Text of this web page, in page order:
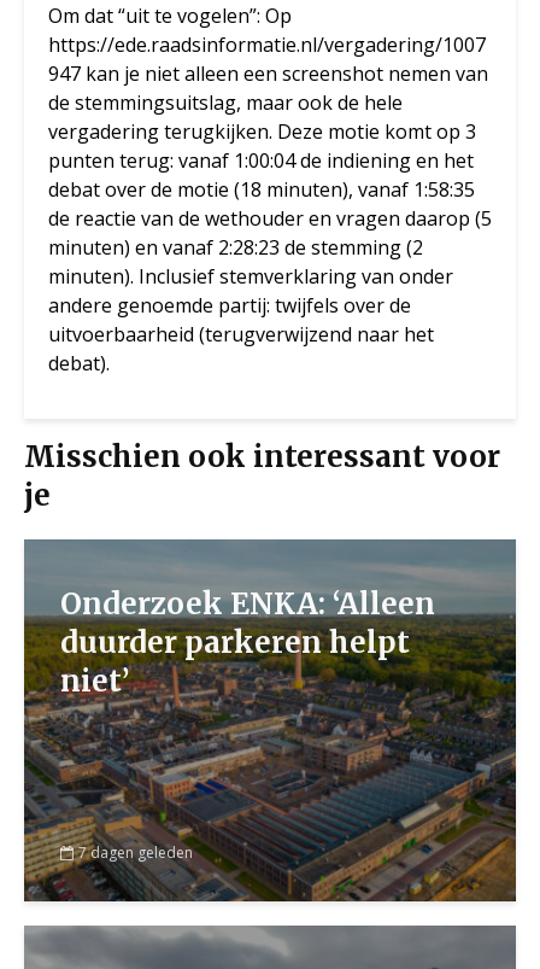
Om dat “uit te vogelen”: Op
https://ede.raadsinformatie.nl/vergadering/1007
947 kan je niet alleen een screenshot nemen van
de stemmingsuitslag, maar ook de hele
vergadering terugkijken. Deze motie komt op 3
punten terug: vanaf 1:00:04 de indiening en het
debat over de motie (18 minuten), vanaf 1:58:35
de reactie van de wethouder en vragen daarop (5
minuten) en vanaf 2:28:23 de stemming (2
minuten). Inclusief stemverklaring van onder
andere genoemde partij: twijfels over de
uitvoerbaarheid (terugverwijzend naar het
debat).
Misschien ook interessant voor
je
Onderzoek ENKA: ‘Alleen
duurder parkeren helpt
niet’
7 dagen geleden